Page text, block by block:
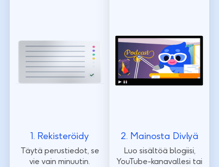
1. Rekisteröidy
Täytä perustiedot, se
vie vain minuutin.
2. Mainosta Divlyä
Luo sisältöä blogiisi,
YouTube-kanavallesi tai